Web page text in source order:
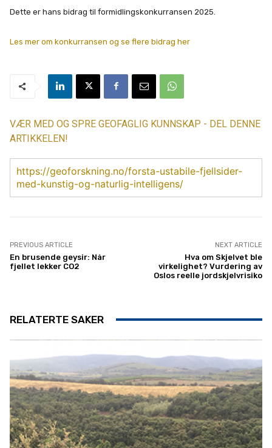
Dette er hans bidrag til formidlingskonkurransen 2025.
Les mer om konkurransen og se flere bidrag her
VÆR MED OG SPRE GEOFAGLIG KUNNSKAP - DEL DENNE
ARTIKKELEN!
https://geoforskning.no/forsta-ustabile-fjellsider-
med-kunstig-og-naturlig-intelligens/
PREVIOUS ARTICLE
En brusende geysir: Når
fjellet lekker CO2
NEXT ARTICLE
Hva om Skjelvet ble
virkelighet? Vurdering av
Oslos reelle jordskjelvrisiko
RELATERTE SAKER